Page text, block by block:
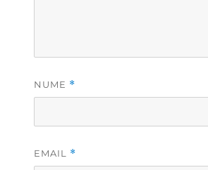
NUME *
EMAIL *